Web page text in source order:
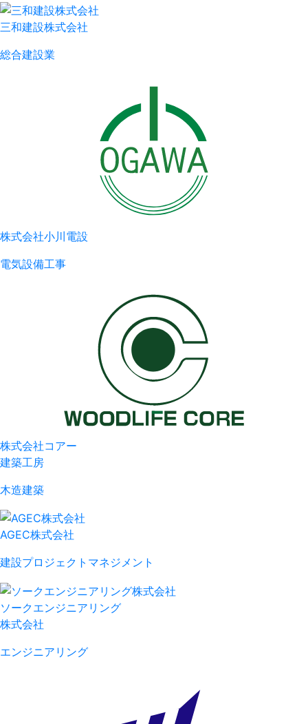
三和建設株式会社
総合建設業
株式会社小川電設
電気設備工事
株式会社コアー
建築工房
木造建築
AGEC株式会社
建設プロジェクトマネジメント
ソークエンジニアリング
株式会社
エンジニアリング